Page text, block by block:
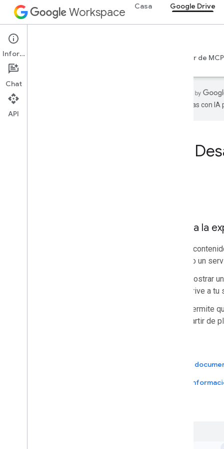
Workspace Casa Google Drive
Google Drive
Introducción Servidor de MCP
realizadas con
Mejora la
Inserta
cuenta o un
Mostrar
Drive a
Permite
partir de
Ver la
Más
Información
Chat
API